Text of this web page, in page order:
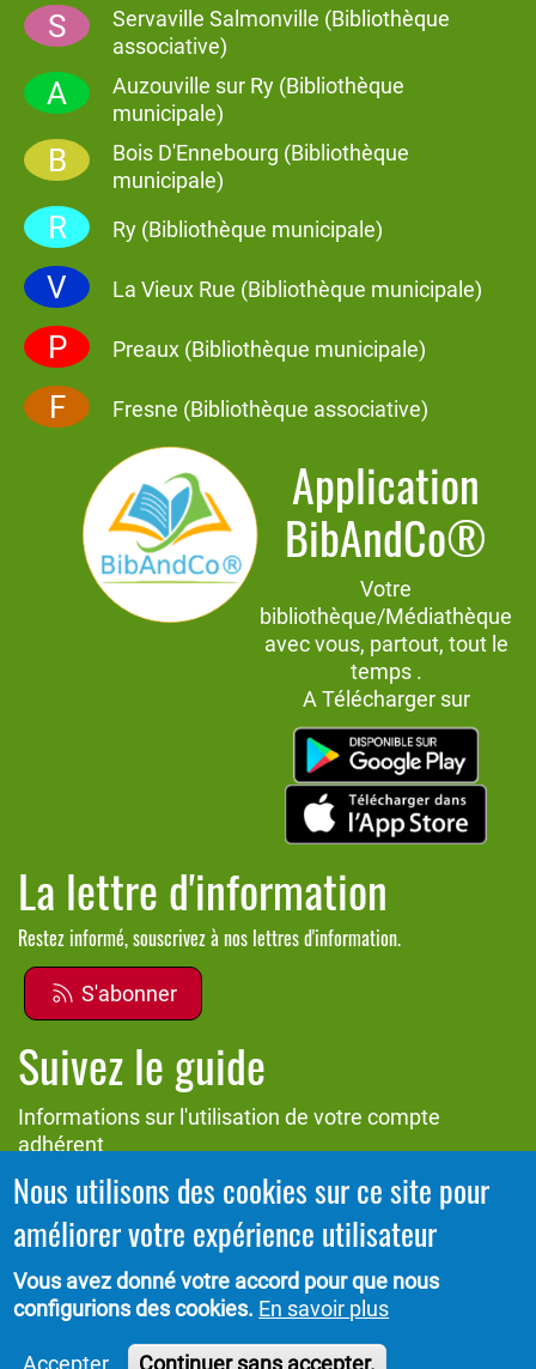
S
Servaville Salmonville (Bibliothèque
associative)
A
Auzouville sur Ry (Bibliothèque
municipale)
B
Bois D'Ennebourg (Bibliothèque
municipale)
R Ry (Bibliothèque municipale)
V La Vieux Rue (Bibliothèque municipale)
P Preaux (Bibliothèque municipale)
F Fresne (Bibliothèque associative)
Application
BibAndCo®
Votre
bibliothèque/Médiathèque
avec vous, partout, tout le
temps .
A Télécharger sur
La lettre d'information
Restez informé, souscrivez à nos lettres d'information.
S'abonner
Suivez le guide
Informations sur l'utilisation de votre compte
adhérent
Voir le guide
Portail CoLibris® - Copyright© 2026 - LOGIQ Systèmes.
Tous droits réservés -Protection des données
Nous utilisons des cookies sur ce site pour
améliorer votre expérience utilisateur
Vous avez donné votre accord pour que nous
configurions des cookies. En savoir plus
Accepter. Continuer sans accepter.